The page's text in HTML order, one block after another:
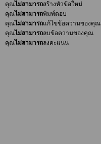
คุณไม่สามารถสร้างหัวข้อใหม่
คุณไม่สามารถพิมพ์ตอบ
คุณไม่สามารถแก้ไขข้อความของคุณ
คุณไม่สามารถลบข้อความของคุณ
คุณไม่สามารถลงคะแนน